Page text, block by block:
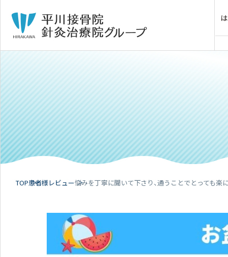
TOP患者様レビュー悩みを丁寧に聞いて下さり、通うことでとっても楽